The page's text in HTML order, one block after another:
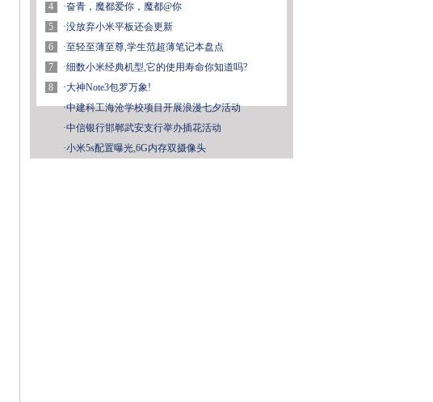
4
5
6
7
8
·奋青，魔都爱你，魔都@你
·没放弃小米平板还会更新
·至轻至薄至尊,学生范超薄笔记本盘点
·细数小米经典机型,它的使用寿命你知道吗?
·大神Note3包罗万象!
·中建科工海沧学校项目开展浪漫七夕活动
·中信银行邯郸武安支行举办插花活动
·小米5s配置曝光,6G内存双摄像头